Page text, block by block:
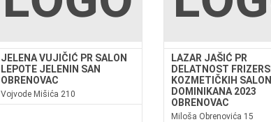
JELENA VUJIČIĆ PR SALON
LEPOTE JELENIN SAN
OBRENOVAC
Vojvode Mišića 210
LAZAR JAŠIĆ PR
DELATNOST
KOZMETIČKIH
DOMINIKANA 2023
OBRENOVAC
Miloša Obrenovića 15